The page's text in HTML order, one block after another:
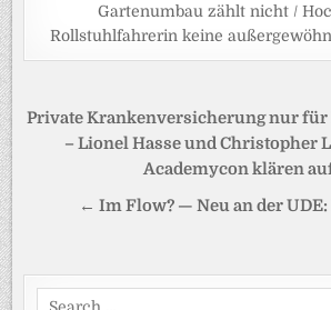
Gartenumbau zählt nicht /
Rollstuhlfahrerin keine
Beitragsnavigation
Private Krankenversicherung nur für
– Lionel Hasse und Christopher
Academycon klären
← Im Flow? — Neu an der
Search